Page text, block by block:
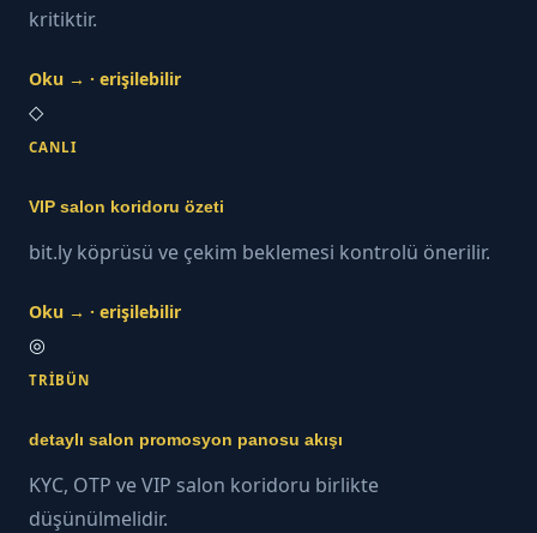
kritiktir.
Oku → · erişilebilir
◇
CANLI
VIP salon koridoru özeti
bit.ly köprüsü ve çekim beklemesi kontrolü önerilir.
Oku → · erişilebilir
◎
TRIBÜN
detaylı salon promosyon panosu akışı
KYC, OTP ve VIP salon koridoru birlikte
düşünülmelidir.